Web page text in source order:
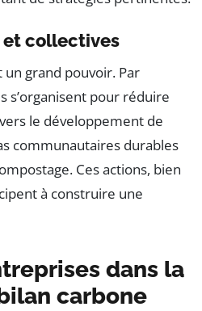
collectives
un grand pouvoir. Par
s’organisent pour réduire
le développement de
communautaires durables
Ces actions, bien
à construire une
dans la
carbone